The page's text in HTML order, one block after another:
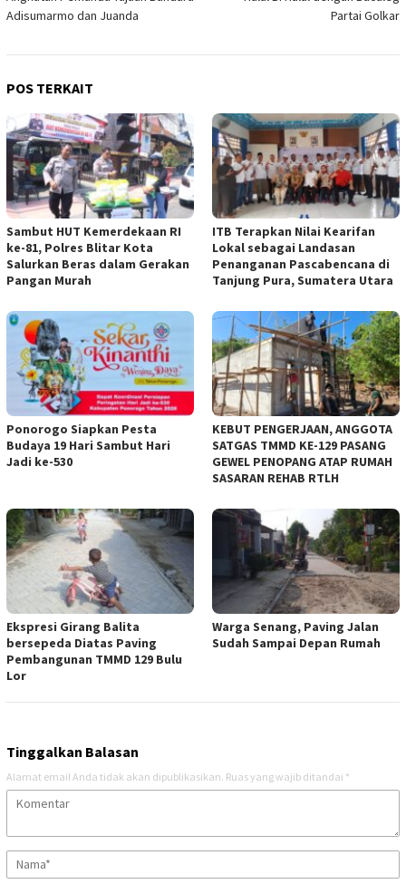
Adisumarmo dan Juanda
Partai Golkar
POS TERKAIT
Sambut HUT Kemerdekaan RI
ke-81, Polres Blitar Kota
Salurkan Beras dalam Gerakan
Pangan Murah
ITB Terapkan Nilai Kearifan
Lokal sebagai Landasan
Penanganan Pascabencana di
Tanjung Pura, Sumatera Utara
Ponorogo Siapkan Pesta
Budaya 19 Hari Sambut Hari
Jadi ke-530
KEBUT PENGERJAAN, ANGGOTA
SATGAS TMMD KE-129 PASANG
GEWEL PENOPANG ATAP RUMAH
SASARAN REHAB RTLH
Ekspresi Girang Balita
bersepeda Diatas Paving
Pembangunan TMMD 129 Bulu
Lor
Warga Senang, Paving Jalan
Sudah Sampai Depan Rumah
Tinggalkan Balasan
Alamat email Anda tidak akan dipublikasikan. Ruas yang wajib ditandai *